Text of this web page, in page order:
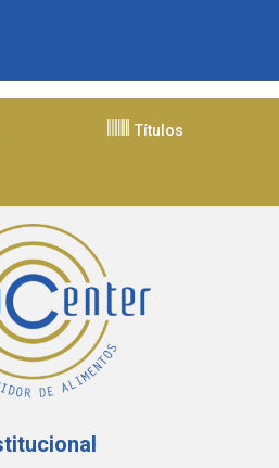
Títulos